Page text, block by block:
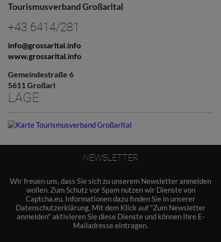
Tourismusverband Großarltal
+43 6414/281
info@grossarltal.info
www.grossarltal.info
Gemeindestraße 6
5611 Großarl
LAGE
NEWSLETTER
Wir freuen uns, dass Sie sich zu unserem Newsletter anmelden
wollen. Zum Schutz vor Spam nutzen wir Dienste von
Captcha.eu. Informationen dazu finden Sie in unserer
Datenschutzerklärung. Mit dem Klick auf "Zum Newsletter
anmelden" aktivieren Sie diese Dienste und können Ihre E-
Mailadresse eintragen.